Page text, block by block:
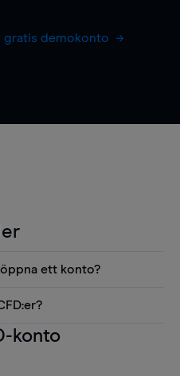
gratis demokonto
ett konto?
diagram, Reuters
på när man
som hålls öppna
konto